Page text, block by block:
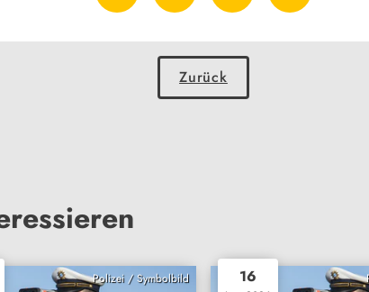
Zurück
Polizei / Symbolbild 16